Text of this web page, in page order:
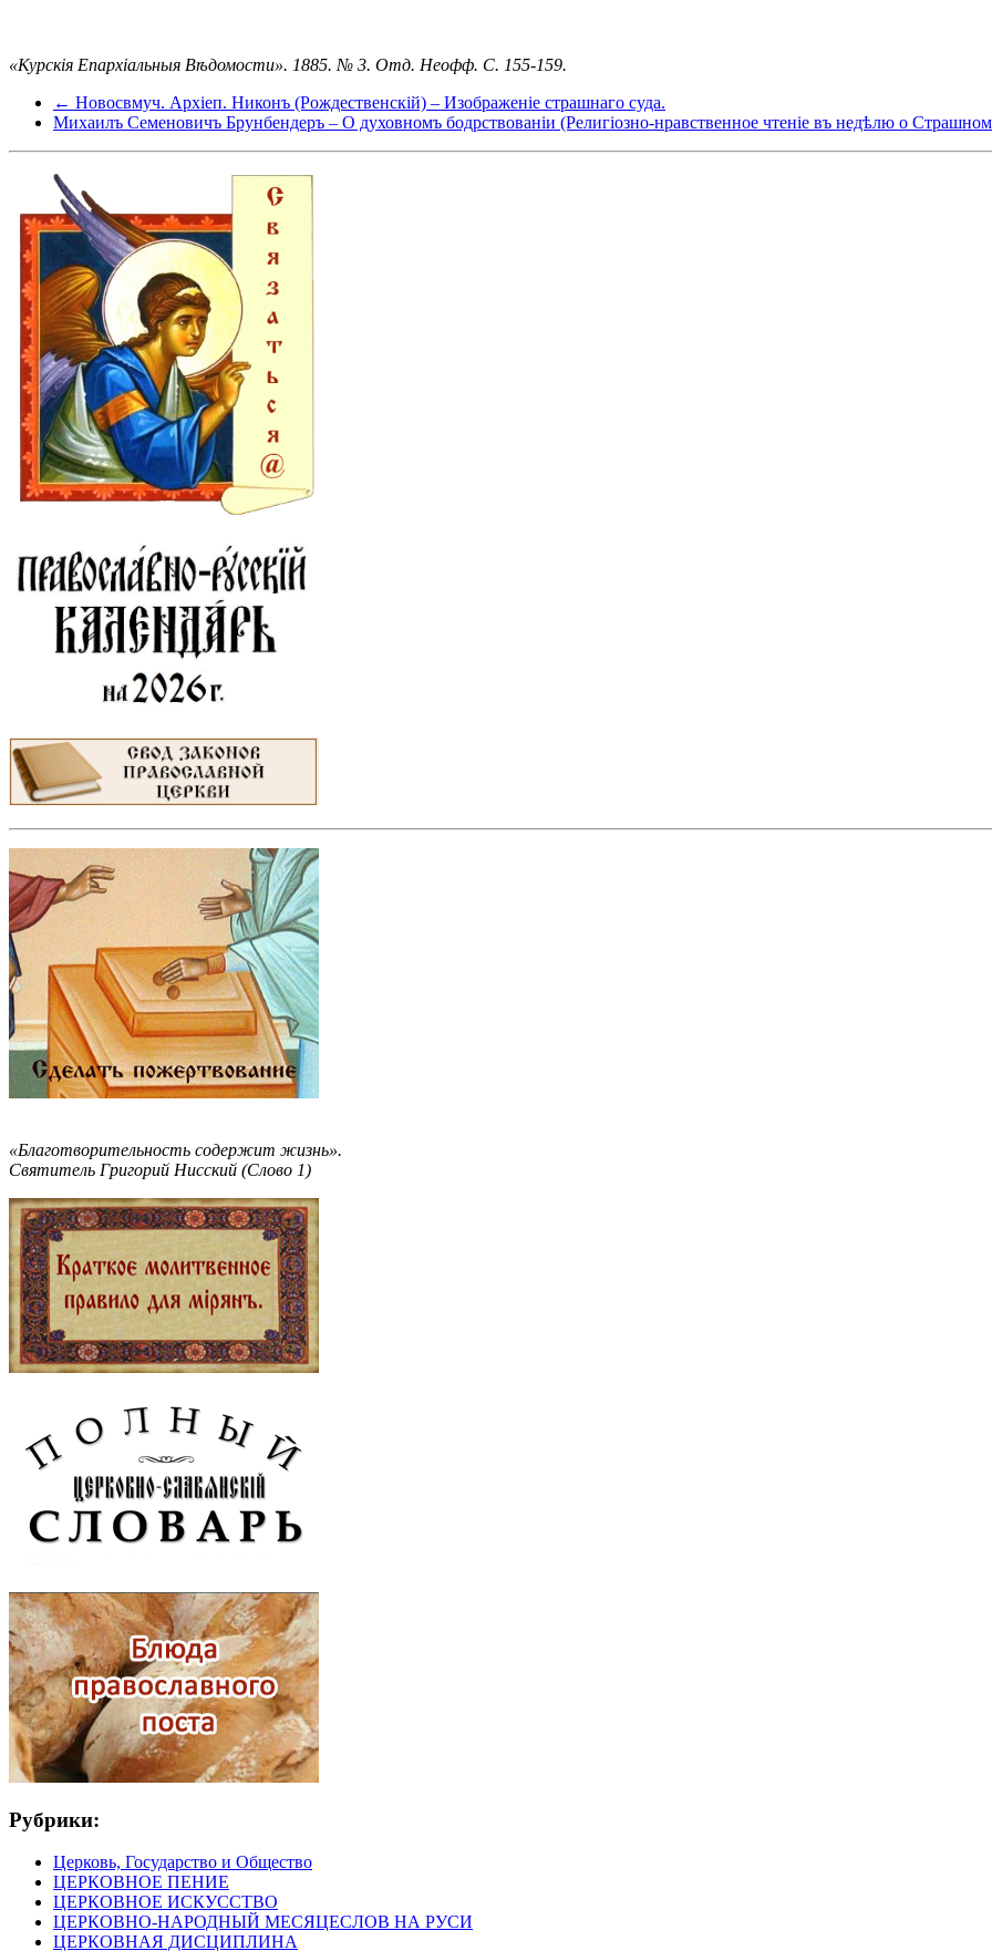
«Курскія Епархіальныя Вѣдомости». 1885. № 3. Отд. Неофф. С. 155-159.
← Новосвмуч. Архіеп. Никонъ (Рождественскій) – Изображеніе страшнаго суда.
Михаилъ Семеновичъ Брунбендеръ – О духовномъ бодрствованіи (Религіозно-нравственное чтеніе въ недѣлю о
«Благотворительность содержит жизнь».
Святитель Григорий Нисский (Слово 1)
Рубрики:
Церковь, Государство и Общество
ЦЕРКОВНОЕ ПЕНИЕ
ЦЕРКОВНОЕ ИСКУССТВО
ЦЕРКОВНО-НАРОДНЫЙ МЕСЯЦЕСЛОВ НА РУСИ
ЦЕРКОВНАЯ ДИСЦИПЛИНА